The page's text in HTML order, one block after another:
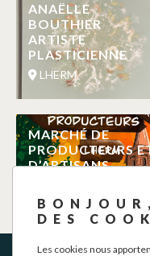
ANAËLLE
BOUTHIER
ARTISTE
PLASTICIENNE
LHERM
MARCHÉ DE
PRODUCTEURS
D’ARTISANS
BONJOUR,
DES
Les cookies nous